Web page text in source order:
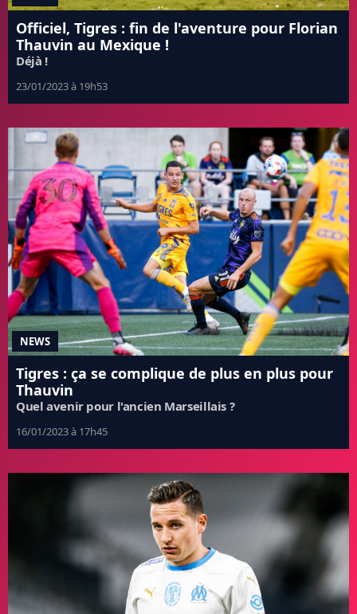
Officiel, Tigres : fin de l'aventure pour Florian
Thauvin au Mexique !
Déjà !
23/01/2023 à 19h53
NEWS
Tigres : ça se complique de plus en plus pour
Thauvin
Quel avenir pour l'ancien Marseillais ?
16/01/2023 à 17h45